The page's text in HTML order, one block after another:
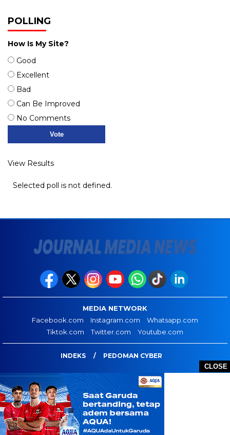
CLOSE
POLLING
How Is My Site?
Good
Excellent
Bad
Can Be Improved
No Comments
View Results
Selected poll is not defined.
MEDIA NETWORK
Facebook.com
Instagram.com
Whatsapp.com
Tiktok.com
Twitter.com Youtube.com
INDEKS PEDOMAN CYBER
JOURNAL MEDIA NEWS